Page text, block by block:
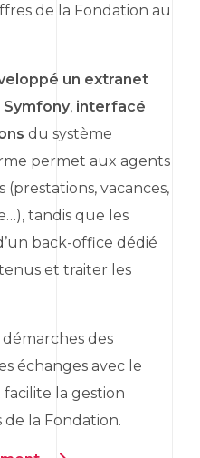
de la Fondation au
un extranet
Symfony, interfacé
du système
permet aux agents
(prestations, vacances,
tandis que les
back-office dédié
et traiter les
des
échanges avec le
la gestion
la Fondation.